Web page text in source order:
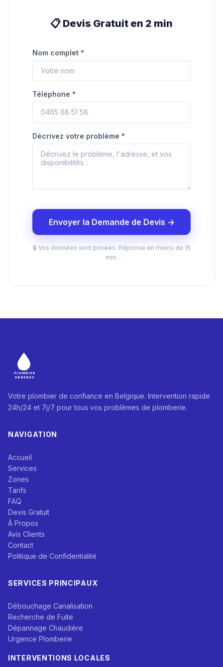
📋 Devis Gratuit en 2 min
Nom complet *
Téléphone *
Décrivez votre problème *
Envoyer la Demande de Devis →
🔒 Vos données sont privées. Réponse en moins de 15
min.
Votre plombier de confiance en Belgique. Intervention rapide
24h/24 et 7j/7 pour tous vos problèmes de plomberie.
NAVIGATION
Accueil
Services
Zones
Tarifs
FAQ
Devis Gratuit
À Propos
Avis Clients
Contact
Politique de Confidentialité
SERVICES PRINCIPAUX
Débouchage Canalisation
Recherche de Fuite
Dépannage Chaudière
Urgence Plomberie
INTERVENTIONS LOCALES